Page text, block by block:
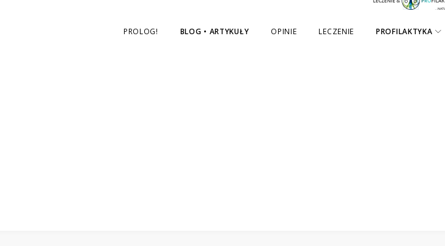
PROLOG! BLOG • ARTYKUŁY OPINIE LECZENIE PROFILAKTYKA